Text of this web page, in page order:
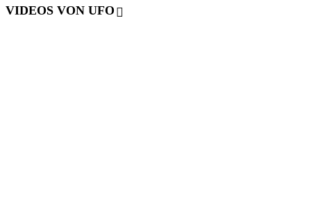
VIDEOS VON UFO